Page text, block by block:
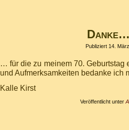
Publiziert 14.
… für die zu meinem 70. Geburtstag
und Aufmerksamkeiten bedanke ich
Kalle Kirst
Veröffentlicht unter